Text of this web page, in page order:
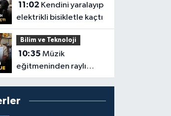
11:02
elektrikli bisikletle kaçtı
Bilim ve Teknoloji
10:35
eğitmeninden raylı
sistemler için dikkat